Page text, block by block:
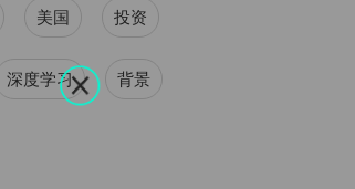
美国 投资
深度学习 背景